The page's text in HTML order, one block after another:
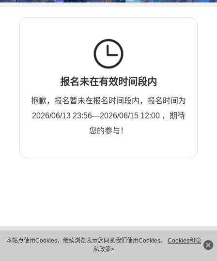
本站点使用Cookies，继续浏览表示您同意我们使用Cookies。 Cookies和隐
私政策>
报名未在有效时间段内
抱歉，报名暂未在报名时间段内，报名时间为
2026/06/13 23:56—2026/06/15 12:00 ，期待
您的参与！
隐私保护
法律声明